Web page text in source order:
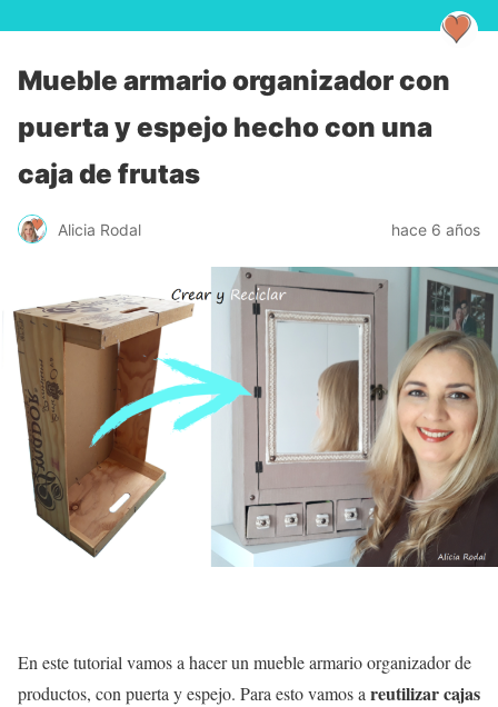
Mueble armario organizador con
puerta y espejo hecho con una
caja de frutas
Alicia Rodal hace 6 años
En este tutorial vamos a hacer un mueble armario organizador de
productos, con puerta y espejo. Para esto vamos a reutilizar cajas